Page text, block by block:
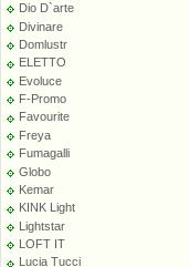
Dio D`arte
Divinare
Domlustr
ELETTO
Evoluce
F-Promo
Favourite
Freya
Fumagalli
Globo
Kemar
KINK Light
Lightstar
LOFT IT
Lucia Tucci